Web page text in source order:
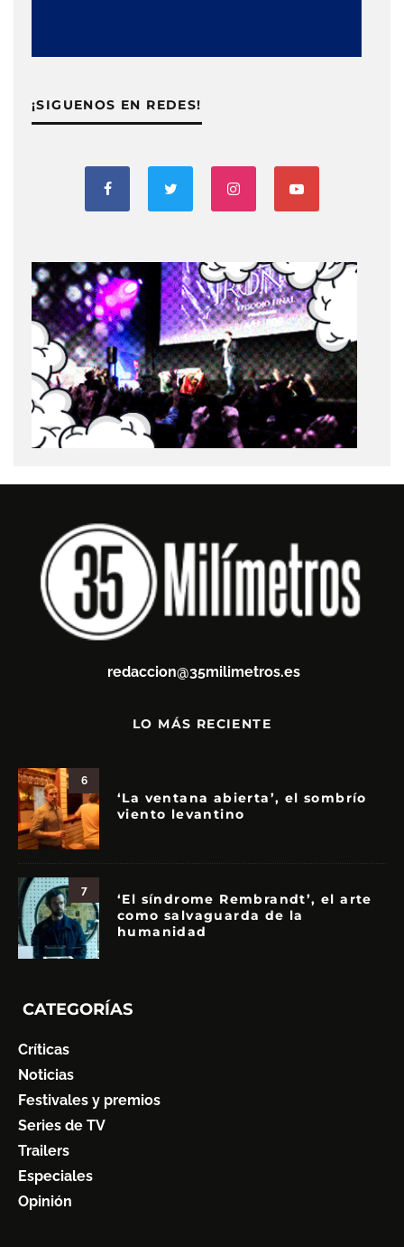
¡SIGUENOS EN REDES!
redaccion@35milimetros.es
LO MÁS RECIENTE
6
‘La ventana abierta’, el sombrío
viento levantino
7
‘El síndrome Rembrandt’, el arte
como salvaguarda de la
humanidad
CATEGORÍAS
Críticas
Noticias
Festivales y premios
Series de TV
Trailers
Especiales
Opinión